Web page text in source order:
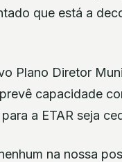
que está a
Plano Diretor
capacidade
a ETAR seja
na nossa